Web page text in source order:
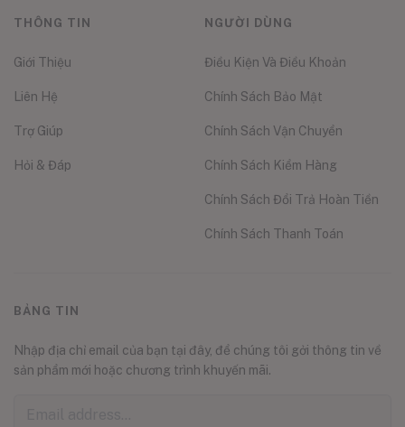
THÔNG TIN
Giới Thiệu
Liên Hệ
Trợ Giúp
Hỏi & Đáp
NGƯỜI DÙNG
Điều Kiện Và Điều Khoản
Chính Sách Bảo Mật
Chính Sách Vận Chuyển
Chính Sách Kiểm Hàng
Chính Sách Đổi Trả Hoàn Tiền
Chính Sách Thanh Toán
BẢNG TIN
Nhập địa chỉ email của bạn tại đây, để chúng tôi gởi thông tin về
sản phẩm mới hoặc chương trình khuyến mãi.